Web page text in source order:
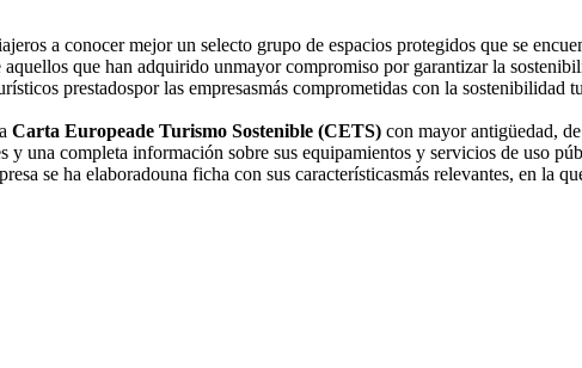
a conocer mejor un selecto grupo de espacios protegidos que se
que han adquirido unmayor compromiso por garantizar la
prestadospor las empresasmás comprometidas con la sostenibilidad
Carta Europeade Turismo Sostenible (CETS)con mayor antigüedad,
y una completa información sobre sus equipamientos y servicios de uso
se ha elaboradouna ficha con sus característicasmás relevantes, en la